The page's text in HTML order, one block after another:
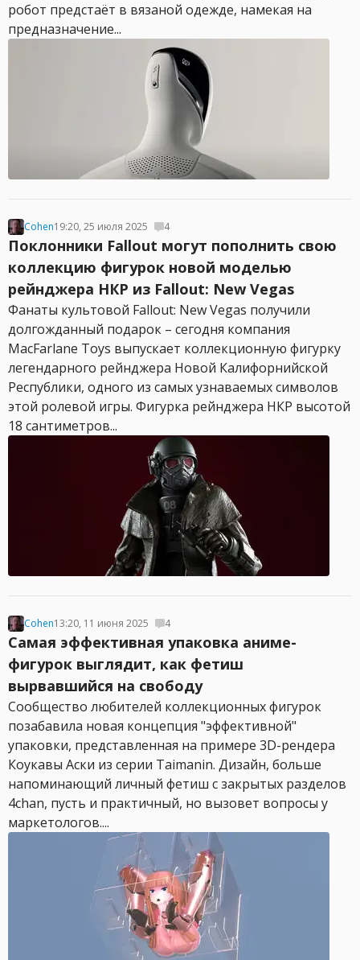
робот предстаёт в вязаной одежде, намекая на
предназначение...
Cohen19:20, 25 июля 2025 4
Поклонники Fallout могут пополнить свою
коллекцию фигурок новой моделью
рейнджера НКР из Fallout: New Vegas
Фанаты культовой Fallout: New Vegas получили
долгожданный подарок – сегодня компания
MacFarlane Toys выпускает коллекционную фигурку
легендарного рейнджера Новой Калифорнийской
Республики, одного из самых узнаваемых символов
этой ролевой игры. Фигурка рейнджера НКР высотой
18 сантиметров...
Cohen13:20, 11 июня 2025 4
Самая эффективная упаковка аниме-
фигурок выглядит, как фетиш
вырвавшийся на свободу
Сообщество любителей коллекционных фигурок
позабавила новая концепция "эффективной"
упаковки, представленная на примере 3D-рендера
Коукавы Аски из серии Taimanin. Дизайн, больше
напоминающий личный фетиш с закрытых разделов
4chan, пусть и практичный, но вызовет вопросы у
маркетологов....